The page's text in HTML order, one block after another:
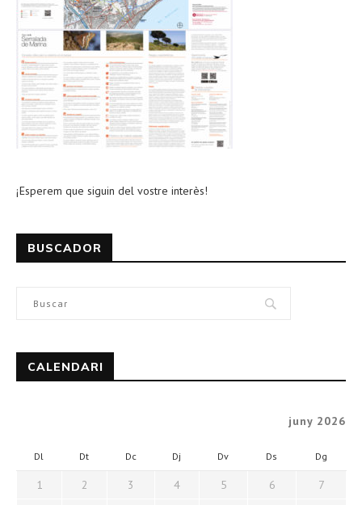
¡Esperem que siguin del vostre interès!
BUSCADOR
CALENDARI
juny 2026
Dl Dt Dc Dj Dv Ds Dg
1 2 3 4 5 6 7